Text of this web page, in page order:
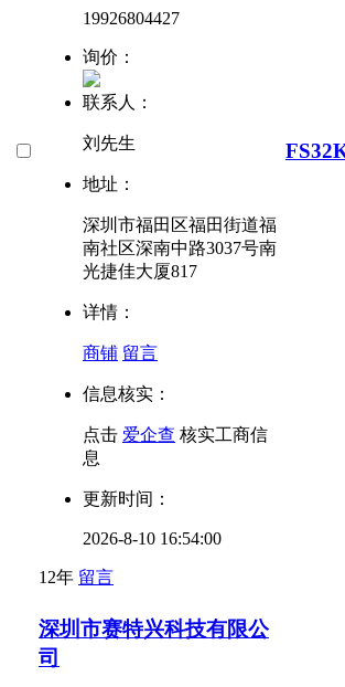
19926804427
询价：
联系人：
刘先生
地址：
深圳市福田区福田街道福
南社区深南中路3037号南
光捷佳大厦817
详情：
商铺 留言
信息核实：
点击 爱企查 核实工商信
息
更新时间：
2026-8-10 16:54:00
12年 留言
深圳市赛特兴科技有限公
司